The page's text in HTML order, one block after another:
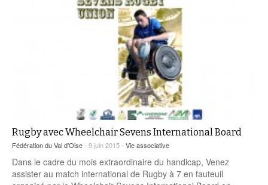
Rugby avec Wheelchair Sevens International Board
Fédération du Val d’Oise- 9 juin 2015 - Vie associative
Dans le cadre du mois extraordinaire du handicap, Venez
assister au match international de Rugby à 7 en fauteuil